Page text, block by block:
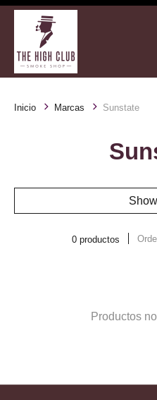
Inicio Marcas Sunstate
0 productos
Productos